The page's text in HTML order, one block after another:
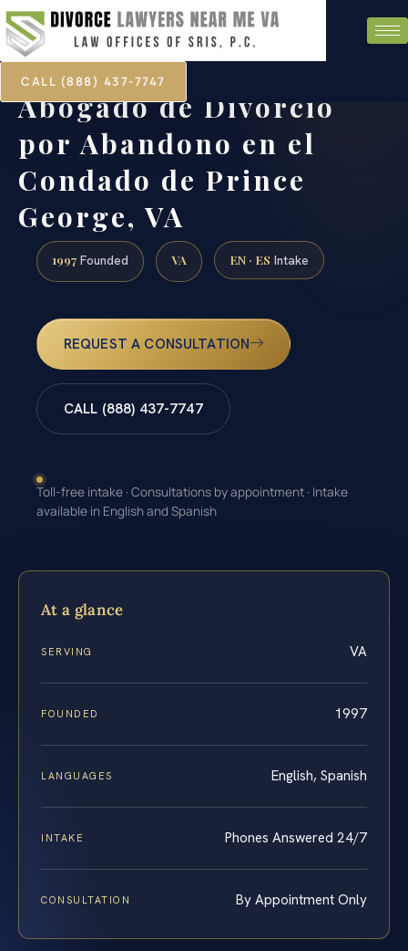
CALL (888) 437-7747
Abogado de Divorcio
por Abandono en el
Condado de Prince
George, VA
1997 Founded VA EN · ES Intake
REQUEST A CONSULTATION
CALL (888) 437-7747
Toll-free intake · Consultations by appointment · Intake
available in English and Spanish
At a glance
SERVING VA
FOUNDED 1997
LANGUAGES English, Spanish
INTAKE Phones Answered 24/7
CONSULTATION By Appointment Only